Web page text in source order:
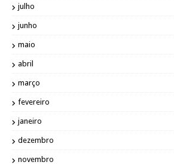
julho
junho
maio
abril
março
fevereiro
janeiro
dezembro
novembro